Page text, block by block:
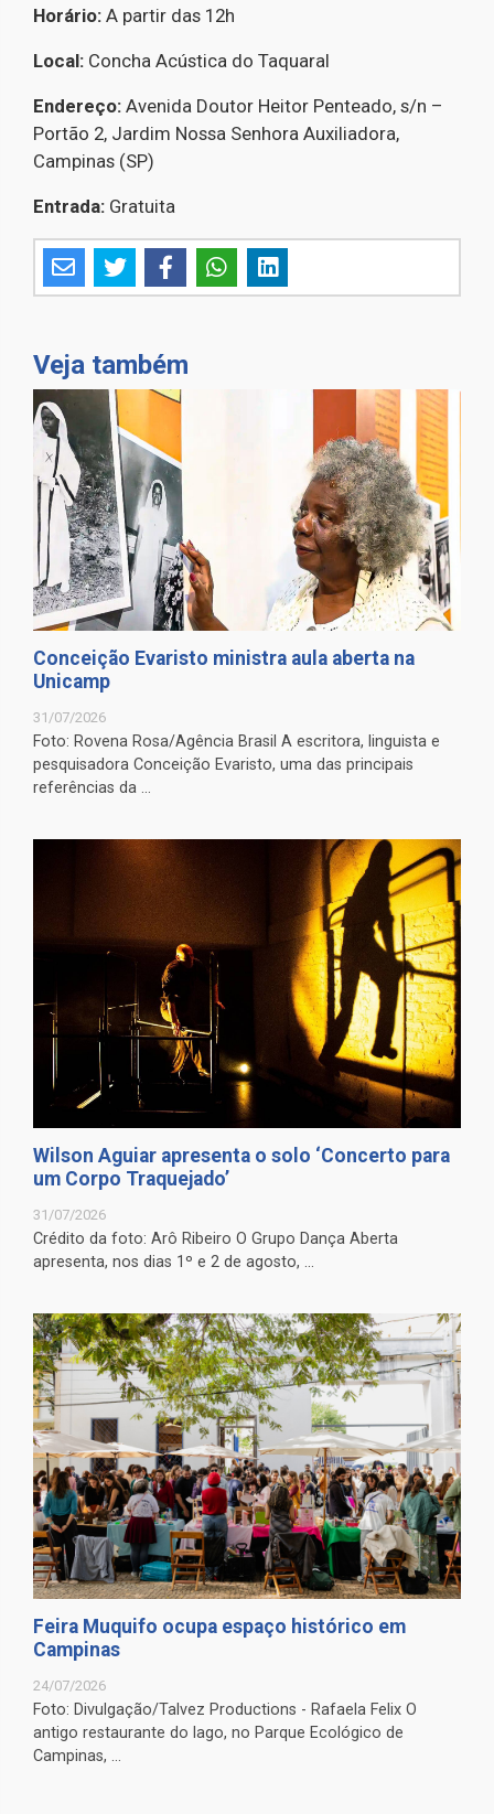
Horário: A partir das 12h
Local: Concha Acústica do Taquaral
Endereço: Avenida Doutor Heitor Penteado, s/n –
Portão 2, Jardim Nossa Senhora Auxiliadora,
Campinas (SP)
Entrada: Gratuita
Veja também
Conceição Evaristo ministra aula aberta na
Unicamp
31/07/2026
Foto: Rovena Rosa/Agência Brasil A escritora, linguista e
pesquisadora Conceição Evaristo, uma das principais
referências da ...
Wilson Aguiar apresenta o solo ‘Concerto para
um Corpo Traquejado’
31/07/2026
Crédito da foto: Arô Ribeiro O Grupo Dança Aberta
apresenta, nos dias 1º e 2 de agosto, ...
Feira Muquifo ocupa espaço histórico em
Campinas
24/07/2026
Foto: Divulgação/Talvez Productions - Rafaela Felix O
antigo restaurante do lago, no Parque Ecológico de
Campinas, ...